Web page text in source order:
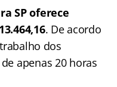
SP oferece
. De acordo
dos
apenas 20 horas